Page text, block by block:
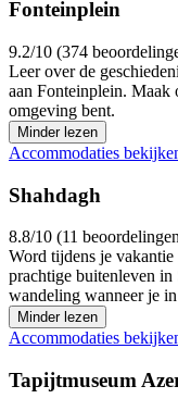
Fonteinplein
9.2/10 (374
Leer over de
aan Fonteinplein. Maak
omgeving bent.
Minder lezen
Accommodaties
Shahdagh
8.8/10 (11
Word tijdens je vakantie
prachtige buitenleven in
wandeling wanneer je
Minder lezen
Accommodaties
Tapijtmuseum